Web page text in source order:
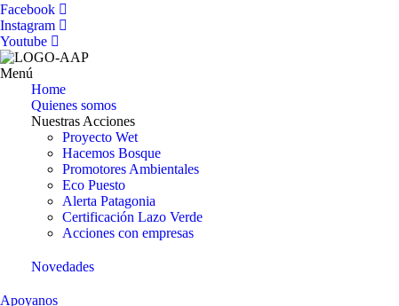
Facebook
Instagram
Youtube
Menú
Home
Quienes somos
Nuestras Acciones
Proyecto Wet
Hacemos Bosque
Promotores Ambientales
Eco Puesto
Alerta Patagonia
Certificación Lazo Verde
Acciones con empresas
Novedades
Apoyanos